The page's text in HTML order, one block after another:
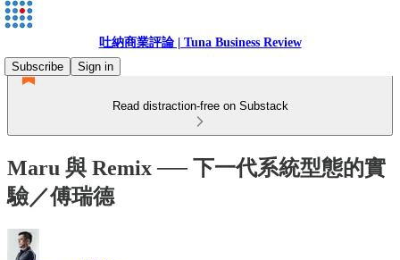
吐納商業評論 | Tuna Business Review
Subscribe
Sign in
Read distraction-free on Substack
Maru 與 Remix ── 下一代系統型態的實
驗／傅瑞德